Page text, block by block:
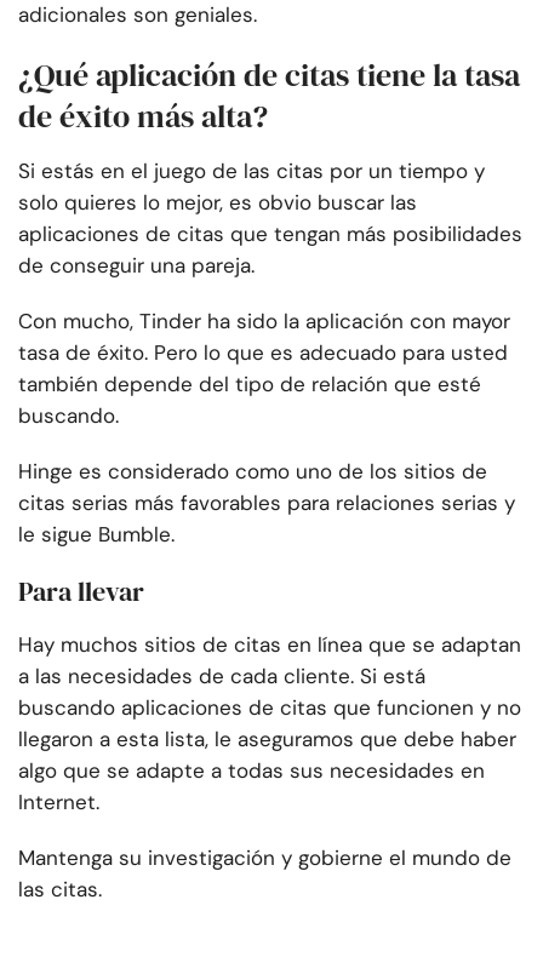
adicionales son geniales.
¿Qué aplicación de citas tiene la tasa
de éxito más alta?
Si estás en el juego de las citas por un tiempo y
solo quieres lo mejor, es obvio buscar las
aplicaciones de citas que tengan más posibilidades
de conseguir una pareja.
Con mucho, Tinder ha sido la aplicación con mayor
tasa de éxito. Pero lo que es adecuado para usted
también depende del tipo de relación que esté
buscando.
Hinge es considerado como uno de los sitios de
citas serias más favorables para relaciones serias y
le sigue Bumble.
Para llevar
Hay muchos sitios de citas en línea que se adaptan
a las necesidades de cada cliente. Si está
buscando aplicaciones de citas que funcionen y no
llegaron a esta lista, le aseguramos que debe haber
algo que se adapte a todas sus necesidades en
Internet.
Mantenga su investigación y gobierne el mundo de
las citas.